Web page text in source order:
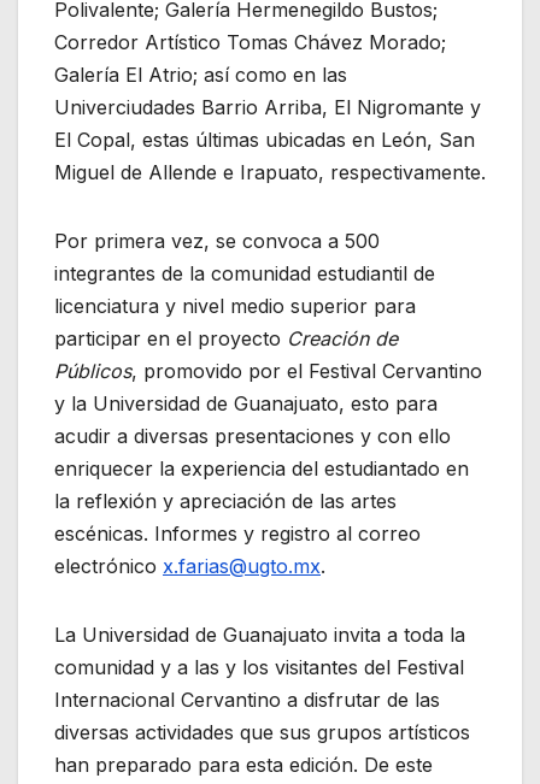
Polivalente; Galería Hermenegildo Bustos;
Corredor Artístico Tomas Chávez Morado;
Galería El Atrio; así como en las
Univerciudades Barrio Arriba, El Nigromante y
El Copal, estas últimas ubicadas en León, San
Miguel de Allende e Irapuato, respectivamente.
Por primera vez, se convoca a 500
integrantes de la comunidad estudiantil de
licenciatura y nivel medio superior para
participar en el proyecto Creación de
Públicos, promovido por el Festival Cervantino
y la Universidad de Guanajuato, esto para
acudir a diversas presentaciones y con ello
enriquecer la experiencia del estudiantado en
la reflexión y apreciación de las artes
escénicas. Informes y registro al correo
electrónico x.farias@ugto.mx.
La Universidad de Guanajuato invita a toda la
comunidad y a las y los visitantes del Festival
Internacional Cervantino a disfrutar de las
diversas actividades que sus grupos artísticos
han preparado para esta edición. De este